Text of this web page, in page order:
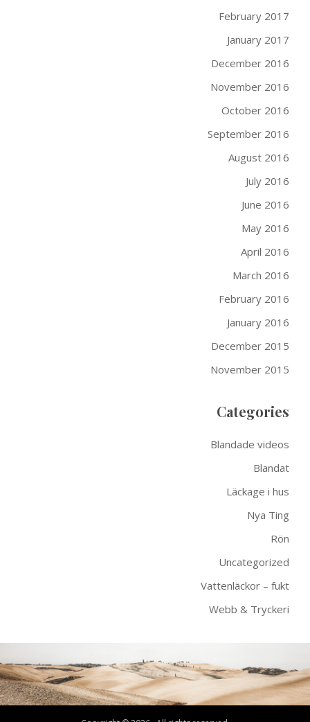
February 2017
January 2017
December 2016
November 2016
October 2016
September 2016
August 2016
July 2016
June 2016
May 2016
April 2016
March 2016
February 2016
January 2016
December 2015
November 2015
Categories
Blandade videos
Blandat
Läckage i hus
Nya Ting
Rön
Uncategorized
Vattenläckor – fukt
Webb & Tryckeri